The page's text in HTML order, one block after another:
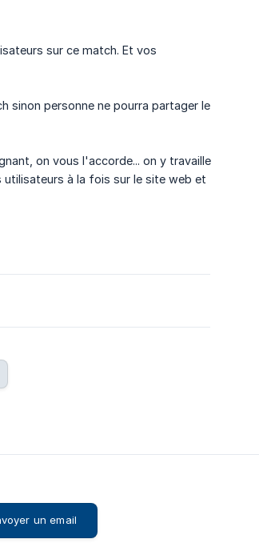
sur ce match. Et vos
sinon personne ne pourra partager le
on vous l'accorde... on y travaille
à la fois sur le site web et
un email